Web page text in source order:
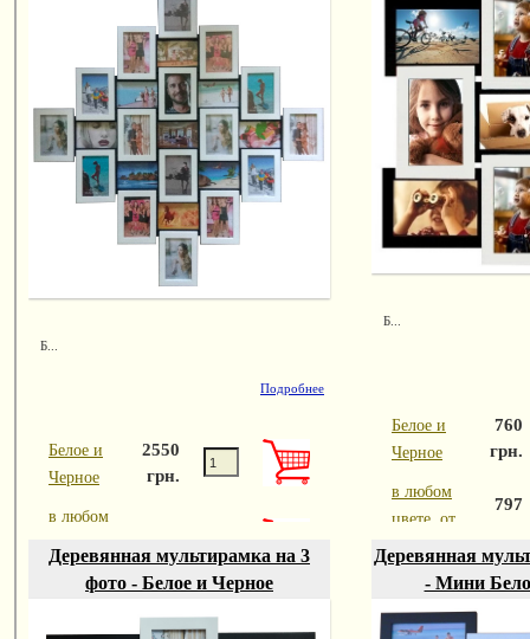
Б...
Подробнее
Белое и
Черное
2550
грн.
в любом
2550 до
грн.
Б...
Белое и
Черное
760
грн.
в любом
цвете, от
797
Деревянная мультирамка на 3
фото - Белое и Черное
Деревянная
- Мини